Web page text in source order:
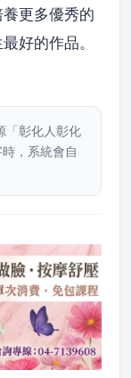
更多優秀的
好的作品。
「彰化人彰化
時，系統會自